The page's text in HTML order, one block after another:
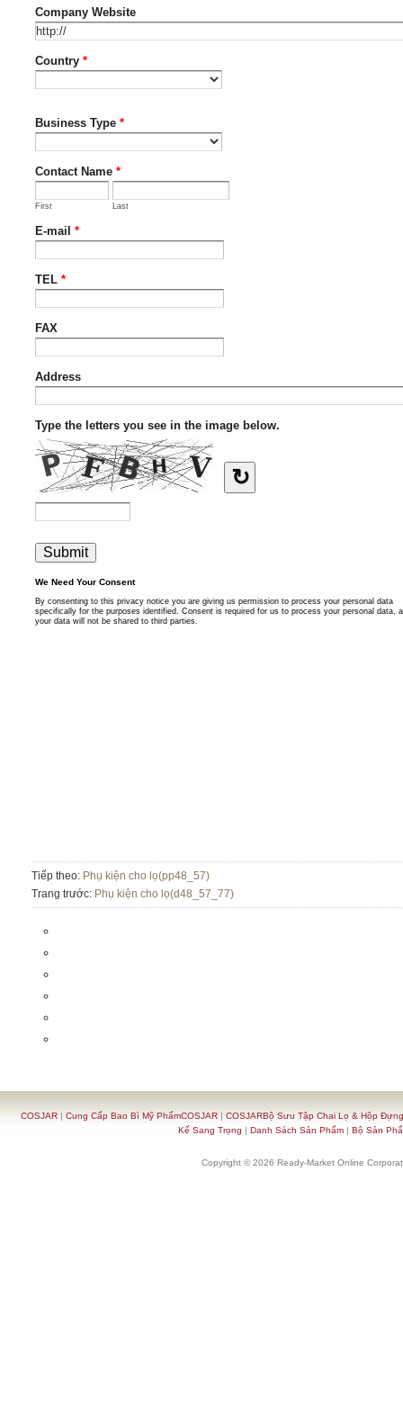
Tiếp theo: Phụ kiện cho lọ(pp48_57)
Trang trước: Phụ kiện cho lọ(d48_57_77)
COSJAR| Cung Cấp Bao Bì Mỹ PhẩmCOSJAR| COSJARBộ Sưu Tập Chai Lọ & Hộp
Kế Sang Trọng | Danh Sách Sản Phẩm| Bộ Sản
Copyright © 2026 Ready-Market Online